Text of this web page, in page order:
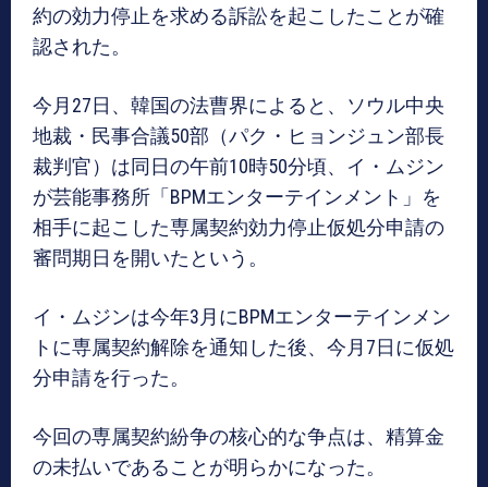
約の効力停止を求める訴訟を起こしたことが確
認された。
今月27日、韓国の法曹界によると、ソウル中央
地裁・民事合議50部（パク・ヒョンジュン部長
裁判官）は同日の午前10時50分頃、イ・ムジン
が芸能事務所「BPMエンターテインメント」を
相手に起こした専属契約効力停止仮処分申請の
審問期日を開いたという。
イ・ムジンは今年3月にBPMエンターテインメン
トに専属契約解除を通知した後、今月7日に仮処
分申請を行った。
今回の専属契約紛争の核心的な争点は、精算金
の未払いであることが明らかになった。